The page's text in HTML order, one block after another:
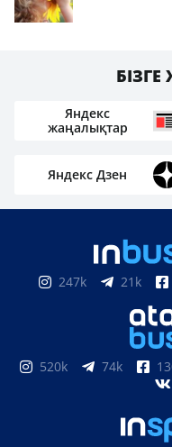
Яндекс
жаңалықтар
Яндекс Дзен
247k 21k
520k 74k